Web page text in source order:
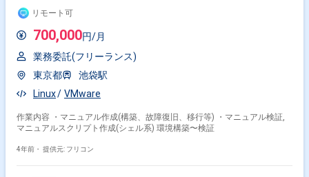
リモート可
700,000円/月
業務委託(フリーランス)
東京都
池袋駅
Linux
VMware
作業内容 ・マニュアル作成(構築、故障復旧、移行等) ・マニュアル検証,
マニュアルスクリプト作成(シェル系) 環境構築〜検証
4年前・ 提供元: フリコン